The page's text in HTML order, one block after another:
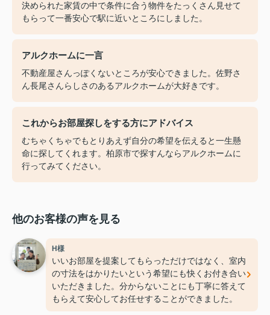
決められた家賃の中で条件に合う物件をたっくさん見せて
もらって一番安心で駅に近いところにしました。
アルクホームに一言
不動産屋さんっぽくないところが安心できました。佐野さ
ん長尾さんらしさのあるアルクホームが大好きです。
これからお部屋探しをする方にアドバイス
むちゃくちゃでもとりあえず自分の希望を伝えると一生懸
命に探してくれます。柏原市で探すんならアルクホームに
行ってみてください。
他のお客様の声を見る
H様
いいお部屋を提案してもらっただけではなく、室内
の寸法をはかりたいという希望にも快くお付き合い
いただきました。分からないことにも丁寧に答えて
もらえて安心してお任せすることができました。